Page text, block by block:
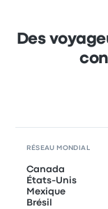
Des
RÉSEAU MONDIAL
Canada
États-Unis
Mexique
Brésil